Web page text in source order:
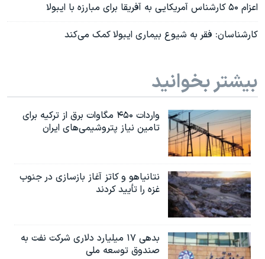
اعزام ۵۰ کارشناس آمریکایی به آفریقا برای مبارزه با ایبولا
کارشناسان: فقر به شیوع بیماری ايبولا کمک می‌کند
بیشتر بخوانید
واردات ۴۵۰ مگاوات برق از ترکیه برای
تامین نیاز پتروشیمی‌های ایران
نتانیاهو و کاتز آغاز بازسازی در جنوب
غزه را تأیید کردند
بدهی ۱۷ میلیارد دلاری شرکت نفت به
صندوق توسعه ملی